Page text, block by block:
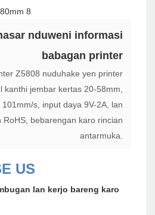
nduweni informasi
babagan printer
Z5808 nuduhake yen printer
kanthi jembar kertas 20-58mm,
s, input daya 9V-2A, lan
RoHS, bebarengan karo rincian
antarmuka.
US
lan kerjo bareng karo